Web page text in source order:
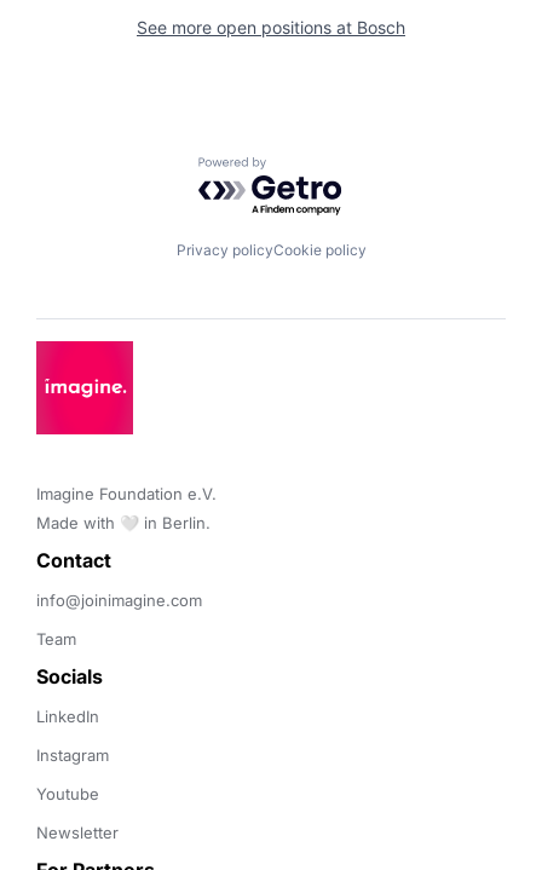
See more open positions at Bosch
Powered by Getro.com
Privacy policyCookie policy
Imagine Foundation e.V.
Made with 🤍 in Berlin.
Contact
info@joinimagine.com
Team
Socials
LinkedIn
Instagram
Youtube
Newsletter